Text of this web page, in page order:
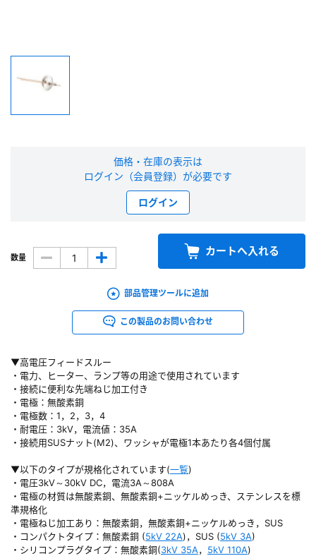
▼高電圧フィードスルー
・電力、ヒーター、ランプ等の用途で使用されています
・接続に便利な先端ねじ加工付き
・電極：無酸素銅
・電極数：1，2，3，4
・耐電圧：3kV，電流値：35A
・接続用SUSナット(M2)、ワッシャが電極1本あたり各4個付属
▼以下のタイプが規格化されています(一覧)
・電圧3kV～30kV DC，電流3A～808A
・電極の材質は無酸素銅、無酸素銅+ニッケルめっき、ステンレスを標
準規格化
・電極ねじ加工あり：無酸素銅，無酸素銅+ニッケルめっき，SUS
・コンパクトタイプ：無酸素銅 (5kV 22A)，SUS (5kV 3A)
・シリコンプラグタイプ：無酸素銅(3kV 35A， 5kV 110A)
価格・在庫の表示は
ログイン（会員登録）が必要です
ログイン
数量 カートへ入れる
部品管理ツールに追加
この製品のお問い合わせ
があります。また当社の判断によりお断りする場合があります。
ログイン
お問い合わせページ